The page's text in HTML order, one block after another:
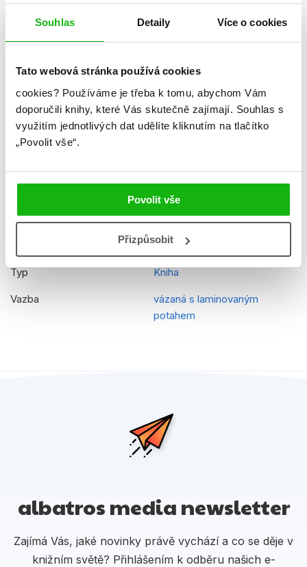
Souhlas Detaily Více o cookies
Tato webová stránka používá cookies
cookies? Používáme je třeba k tomu, abychom Vám
doporučili knihy, které Vás skutečně zajímají. Souhlas s
využitím jednotlivých dat udělíte kliknutím na tlačítko
„Povolit vše“.
Povolit vše
Přizpůsobit
Formát 219x273 mm
Řady Tlapková patrola
Původní název
Paw Patrol - Pups Save
angličtina
EAN 9788025262221
5
Typ Kniha
Vazba
vázaná s laminovaným
potahem
albatros media newsletter
Zajímá Vás, jaké novinky právě vychází a co se děje v
knižním světě? Přihlášením k odběru našich e-